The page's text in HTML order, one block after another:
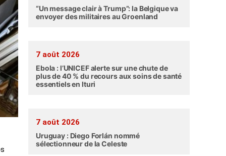
“Un message clair à Trump”: la Belgique va
envoyer des militaires au Groenland
7 août 2026
Ebola : l’UNICEF alerte sur une chute de
plus de 40 % du recours aux soins de santé
essentiels en Ituri
7 août 2026
Uruguay : Diego Forlán nommé
sélectionneur de la Celeste